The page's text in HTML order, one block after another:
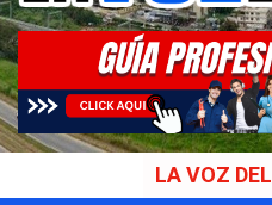
La Voz del Tuy
Portal de noticias
LA VOZ DEL TUY